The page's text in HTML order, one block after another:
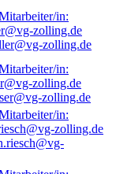
zolling.de
zolling.de